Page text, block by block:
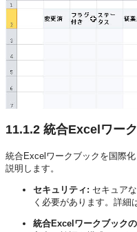
11.1.2 統合Excelワー
統合Excelワークブックを国際
説明します。
セキュリティ: セキュアな
く必要があります。詳細
統合Excelワークブック